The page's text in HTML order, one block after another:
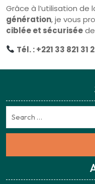
Grâce à l’utilisation de
génération, je vous
ciblée et sécurisée
Tél. : +221 33 821 31